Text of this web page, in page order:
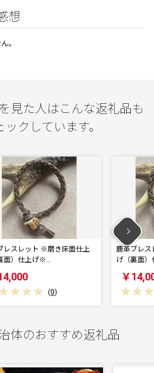
想
。
見た人はこんな返礼品も
ックしています。
鹿革ブレスレット ※磨き床面仕上
げ（裏面）仕上げ※…
￥14,000
鹿革
仕上
￥
体のおすすめ返礼品